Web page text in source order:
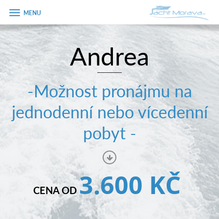
Úvodní strana
Pronájem a ceník
Plán plavby
Tipy na výlet
PRODEJ LODÍ
Zobrazit
menu
Andrea
-Možnost pronájmu na
jednodenní nebo vícedenní
pobyt -
CENA OD3.600 KČ